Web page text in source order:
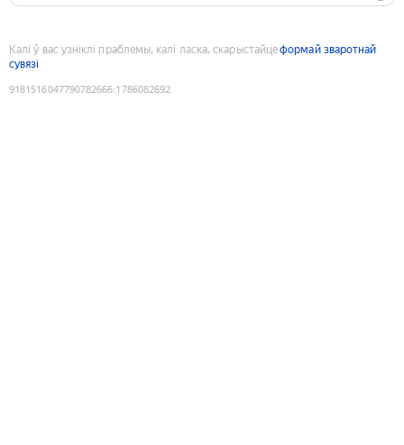
Калі ў вас узніклі праблемы, калі ласка, скарыстайцеформай зваротнай
сувязі
9181516047790782666:1786082692